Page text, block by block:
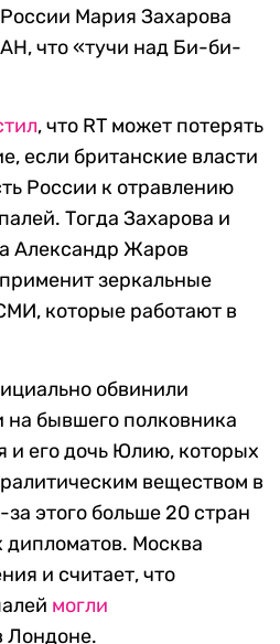
Мария Захарова
что «тучи над Би-би-
, что RT может потерять
если британские власти
России к отравлению
Тогда Захарова и
Александр Жаров
зеркальные
которые работают в
обвинили
бывшего полковника
и его дочь Юлию, которых
веществом в
этого больше 20 стран
дипломатов. Москва
и считает, что
могли
Лондоне.